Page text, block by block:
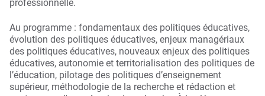
professionnelle.
Au programme : fondamentaux des politiques éducatives,
évolution des politiques éducatives, enjeux managériaux
des politiques éducatives, nouveaux enjeux des politiques
éducatives, autonomie et territorialisation des politiques de
l’éducation, pilotage des politiques d’enseignement
supérieur, méthodologie de la recherche et rédaction et